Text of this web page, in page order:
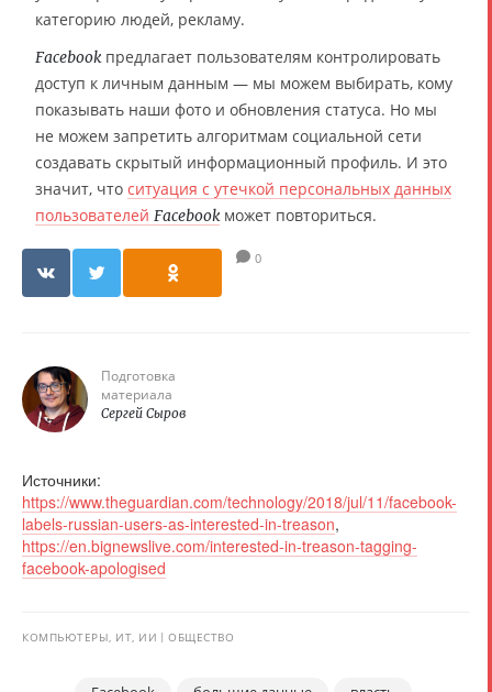
категорию людей, рекламу.
Facebook предлагает пользователям контролировать
доступ к личным данным — мы можем выбирать, кому
показывать наши фото и обновления статуса. Но мы
не можем запретить алгоритмам социальной сети
создавать скрытый информационный профиль. И это
значит, что ситуация с утечкой персональных данных
пользователей Facebook может повториться.
0
Подготовка
материала
Сергей Сыров
Источники:
https://www.theguardian.com/technology/2018/jul/11/facebook-
labels-russian-users-as-interested-in-treason,
https://en.bignewslive.com/interested-in-treason-tagging-
facebook-apologised
КОМПЬЮТЕРЫ, ИТ, ИИ ОБЩЕСТВО